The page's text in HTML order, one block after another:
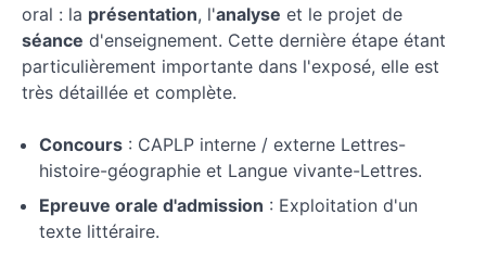
oral : la présentation, l'analyse et le projet de
séance d'enseignement. Cette dernière étape étant
particulièrement importante dans l'exposé, elle est
très détaillée et complète.
Concours : CAPLP interne / externe Lettres-
histoire-géographie et Langue vivante-Lettres.
Epreuve orale d'admission : Exploitation d'un
texte littéraire.